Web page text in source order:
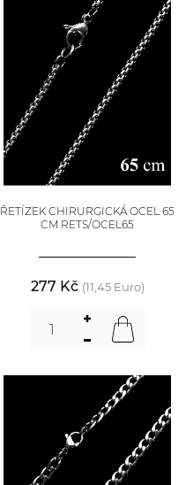
ŘETÍZEK CHIRURGICKÁ OCEL 65
CM RETS/OCEL65
277 Kč (11,45 Euro)